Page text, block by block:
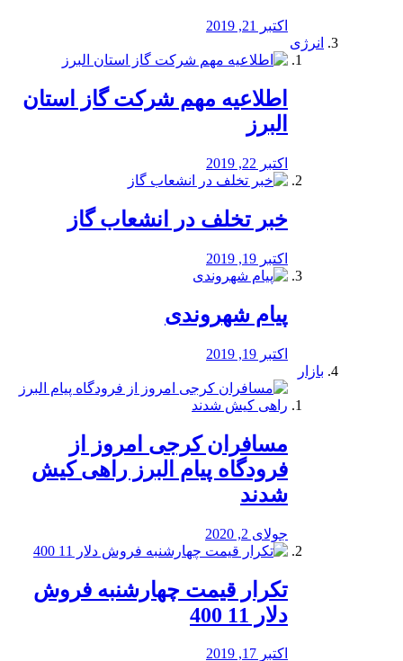
اکتبر 21, 2019
انرژی
️اطلاعیه مهم شرکت گاز استان
البرز
اکتبر 22, 2019
خبر تخلف در انشعاب گاز
اکتبر 19, 2019
پیام شهروندی
اکتبر 19, 2019
بازار
مسافران کرجی امروز از
فرودگاه پیام البرز راهی کیش
شدند
جولای 2, 2020
تکرار قیمت چهارشنبه فروش
دلار 11 400
اکتبر 17, 2019